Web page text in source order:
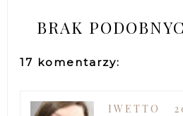
BRAK
17 komentarzy:
IWETTO